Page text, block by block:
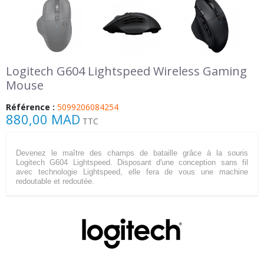
Logitech G604 Lightspeed Wireless Gaming
Mouse
Référence : 5099206084254
880,00 MAD TTC
Devenez le maître des champs de bataille grâce à la souris
Logitech G604 Lightspeed. Disposant d'une conception sans fil
avec technologie Lightspeed, elle fera de vous une machine
redoutable et redoutée.